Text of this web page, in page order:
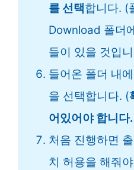
를 선택합니다. (
Download 폴더
들이 있을 것입
들어온 폴더 내
을 선택합니다. (
어있어야 합니다.
처음 진행하면
치 허용을 해줘